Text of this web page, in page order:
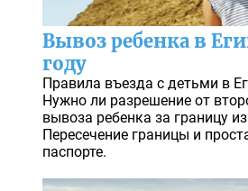
Вывоз ребенка в
году
Правила въезда с детьми в
Нужно ли разрешение от
вывоза ребенка за границу
Пересечение границы и
паспорте.